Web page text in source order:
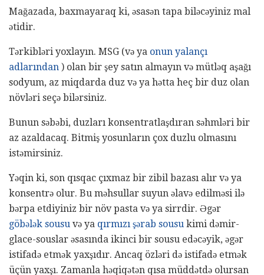
Mağazada, baxmayaraq ki, əsasən tapa biləcəyiniz mal
ətidir.
Tərkibləri yoxlayın. MSG (və ya onun yalançı
adlarından ) olan bir şey satın almayın və mütləq aşağı
sodyum, az miqdarda duz və ya hətta heç bir duz olan
növləri seçə bilərsiniz.
Bunun səbəbi, duzları konsentratlaşdıran səhmləri bir
az azaldacaq. Bitmiş yosunların çox duzlu olmasını
istəmirsiniz.
Yəqin ki, son qısqac çıxmaz bir zibil bazası alır və ya
konsentrə olur. Bu məhsullar suyun əlavə edilməsi ilə
bərpa etdiyiniz bir növ pasta və ya sirrdir. Əgər
göbələk sousu və ya qırmızı şərab sousu kimi dəmir-
glace-souslar əsasında ikinci bir sousu edəcəyik, əgər
istifadə etmək yaxşıdır. Ancaq özləri də istifadə etmək
üçün yaxşı. Zamanla həqiqətən qısa müddətdə olursan